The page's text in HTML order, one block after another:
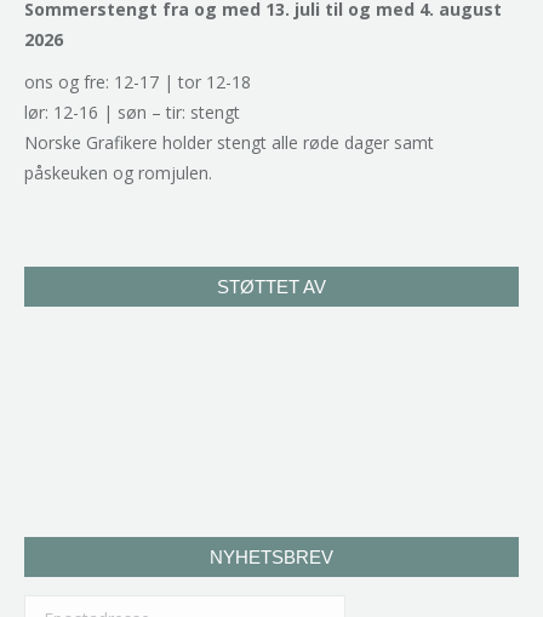
Sommerstengt fra og med 13. juli til og med 4. august
2026
ons og fre: 12-17 | tor 12-18
lør: 12-16 | søn – tir: stengt
Norske Grafikere holder stengt alle røde dager samt
påskeuken og romjulen.
STØTTET AV
NYHETSBREV